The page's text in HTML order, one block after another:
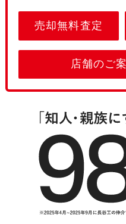
売却無料査定
店舗のご